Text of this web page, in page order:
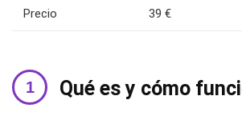
Precio 39 €
Qué es y cómo